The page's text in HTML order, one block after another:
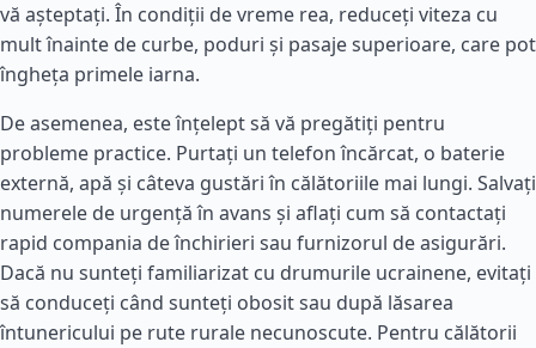
vă așteptați. În condiții de vreme rea, reduceți viteza cu
mult înainte de curbe, poduri și pasaje superioare, care pot
îngheța primele iarna.
De asemenea, este înțelept să vă pregătiți pentru
probleme practice. Purtați un telefon încărcat, o baterie
externă, apă și câteva gustări în călătoriile mai lungi. Salvați
numerele de urgență în avans și aflați cum să contactați
rapid compania de închirieri sau furnizorul de asigurări.
Dacă nu sunteți familiarizat cu drumurile ucrainene, evitați
să conduceți când sunteți obosit sau după lăsarea
întunericului pe rute rurale necunoscute. Pentru călătorii